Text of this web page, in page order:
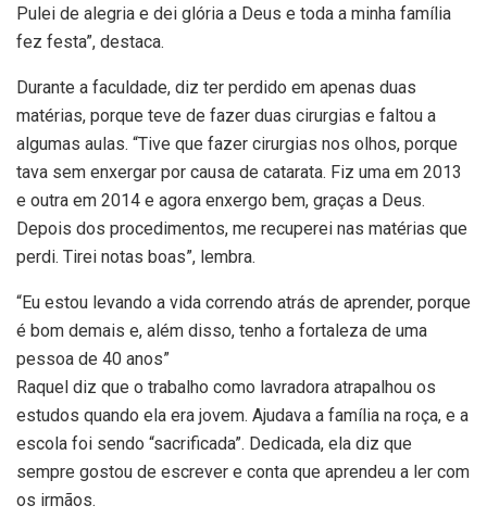
Pulei de alegria e dei glória a Deus e toda a minha família
fez festa”, destaca.
Durante a faculdade, diz ter perdido em apenas duas
matérias, porque teve de fazer duas cirurgias e faltou a
algumas aulas. “Tive que fazer cirurgias nos olhos, porque
tava sem enxergar por causa de catarata. Fiz uma em 2013
e outra em 2014 e agora enxergo bem, graças a Deus.
Depois dos procedimentos, me recuperei nas matérias que
perdi. Tirei notas boas”, lembra.
“Eu estou levando a vida correndo atrás de aprender, porque
é bom demais e, além disso, tenho a fortaleza de uma
pessoa de 40 anos”
Raquel diz que o trabalho como lavradora atrapalhou os
estudos quando ela era jovem. Ajudava a família na roça, e a
escola foi sendo “sacrificada”. Dedicada, ela diz que
sempre gostou de escrever e conta que aprendeu a ler com
os irmãos.